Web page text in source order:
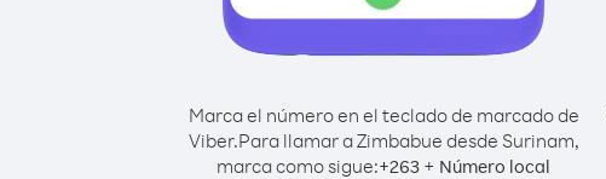
Marca el número en el teclado de marcado de
Viber.Para llamar a Zimbabue desde Surinam,
marca como sigue:+263 + Número local